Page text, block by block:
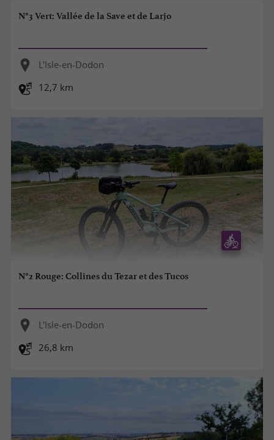
N°3 Vert: Vallée de la Save et de Larjo
L'Isle-en-Dodon
12,7 km
N°2 Rouge: Collines du Tezar et des Tucos
L'Isle-en-Dodon
26,8 km